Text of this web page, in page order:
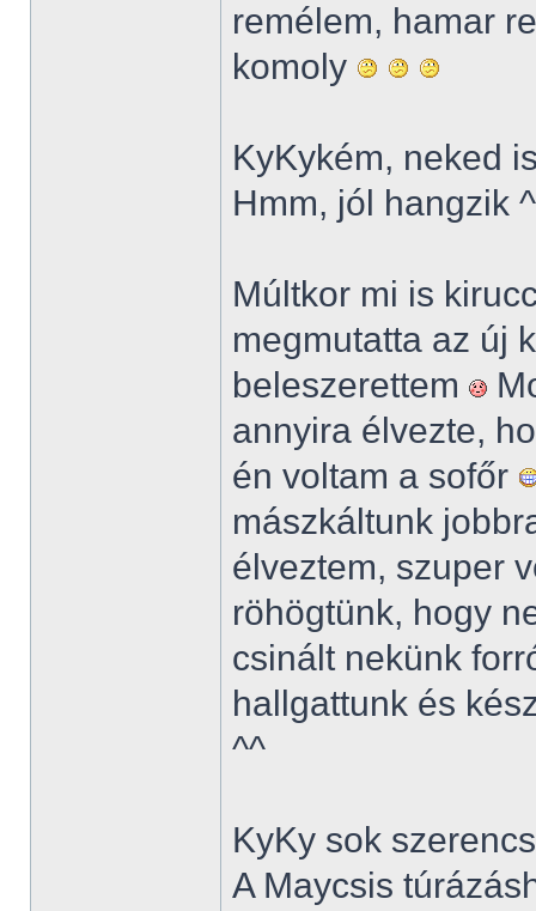
remélem, hamar
komoly
KyKykém, neked
Hmm, jól hangzik
Múltkor mi is
megmutatta az új
beleszerettem
annyira élvezte,
én voltam a sofőr
mászkáltunk
élveztem, szuper
röhögtünk, hogy
csinált nekünk
hallgattunk és
^^
KyKy sok
A Maycsis